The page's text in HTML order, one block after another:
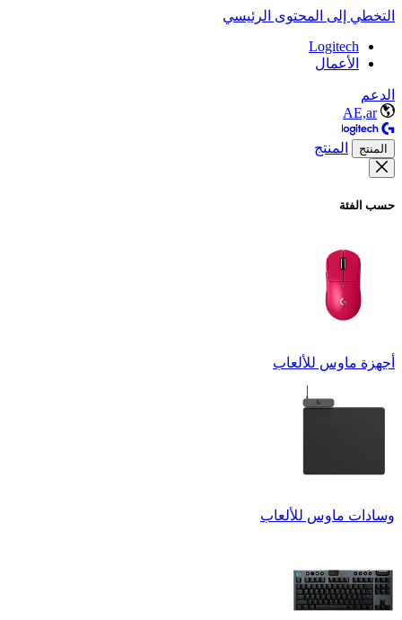
التخطي إلى المحتوى الرئيسي
Logitech
الأعمال
الدعم
AE,ar
المنتج المنتج
حسب الفئة
أجهزة ماوس للألعاب
وسادات ماوس للألعاب